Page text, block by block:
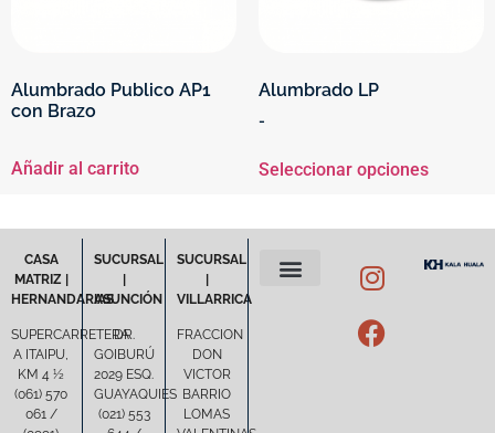
Alumbrado Publico AP1
con Brazo
Añadir al carrito
Alumbrado LP
-
Seleccionar opciones
CASA
MATRIZ |
HERNANDARIAS
SUPERCARRETERA
A ITAIPU,
KM 4 ½
(061) 570
061 /
SUCURSAL
ASUNCIÓN
DR.
GOIBURÚ
2029 ESQ.
GUAYAQUIES
(021) 553
SUCURSAL
VILLARRICA
FRACCION
DON
VICTOR
BARRIO
LOMAS